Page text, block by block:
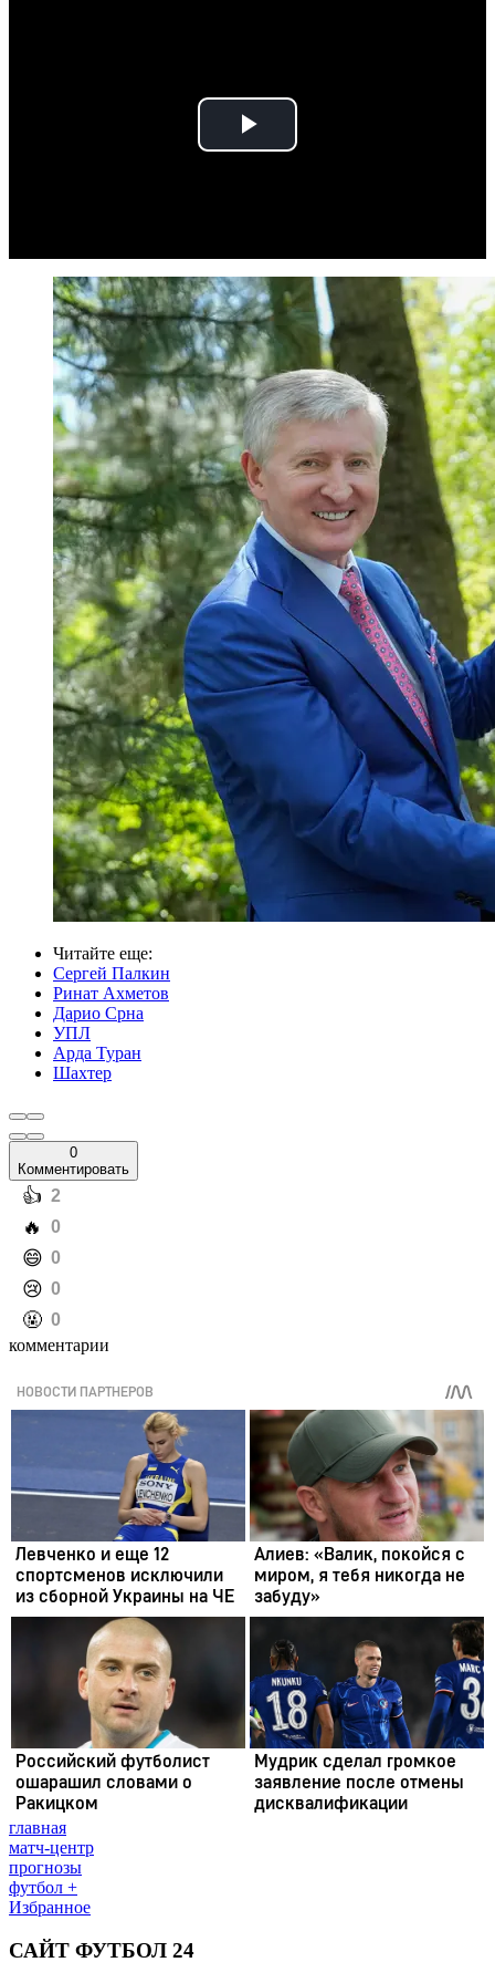
Play
Читайте еще:
Сергей Палкин
Ринат Ахметов
Дарио Срна
УПЛ
Арда Туран
Шахтер
0
Комментировать
️👍 2
️🔥 0
️😄 0
️😢 0
️🤬 0
комментарии
главная
матч-центр
прогнозы
футбол +
Избранное
САЙТ ФУТБОЛ 24